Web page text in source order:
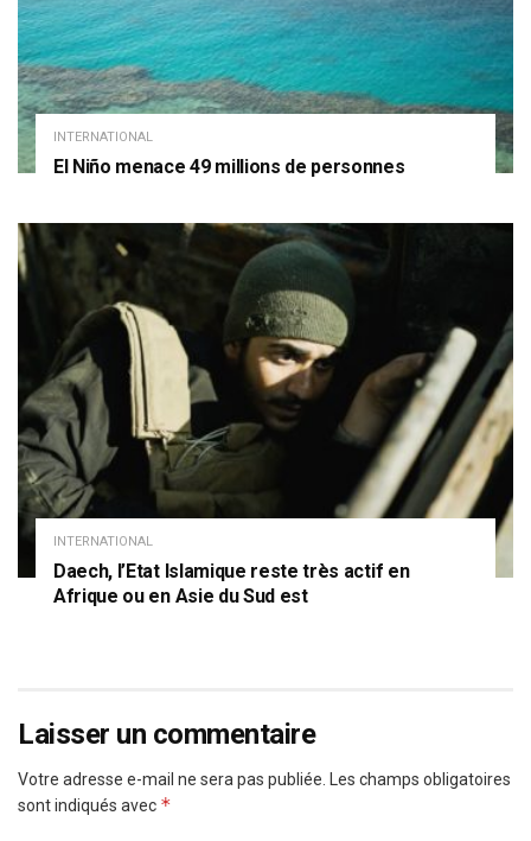
INTERNATIONAL
El Niño menace 49 millions de personnes
INTERNATIONAL
Daech, l’Etat Islamique reste très actif en
Afrique ou en Asie du Sud est
Laisser un commentaire
Votre adresse e-mail ne sera pas publiée.
Les champs obligatoires
sont indiqués avec *